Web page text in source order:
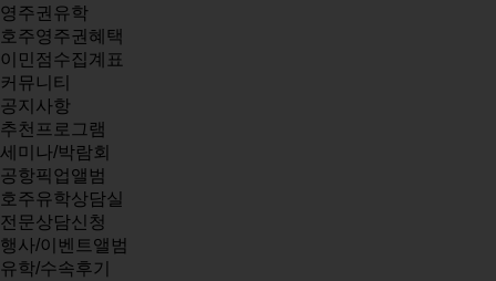
영주권유학
호주영주권혜택
이민점수집계표
커뮤니티
공지사항
추천프로그램
세미나/박람회
공항픽업앨범
호주유학상담실
전문상담신청
행사/이벤트앨범
유학/수속후기